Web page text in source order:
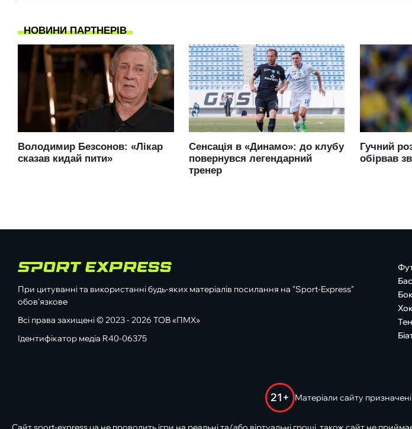
При цитуванні та використанні будь-яких матеріалів посилання на "Sport-Express"
обов'язкове
Всі права захищені © 2023 - 2026 ТОВ «ПМХ»
Ідентифікатор медіа R40-06375
21+ Матеріали сайту